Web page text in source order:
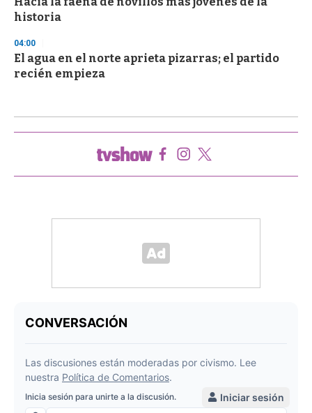
historia
04:00
El agua en el norte aprieta pizarras; el partido
recién empieza